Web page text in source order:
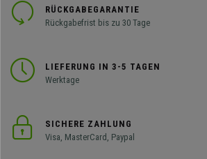
RÜCKGABEGARANTIE
Rückgabefrist bis zu 30 Tage
LIEFERUNG IN 3-5 TAGEN
Werktage
SICHERE ZAHLUNG
Visa, MasterCard, Paypal